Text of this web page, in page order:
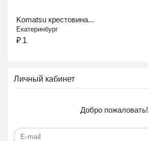
Komatsu крестовина...
Екатеринбург
₽ 1
Личный кабинет
Добро пожаловать!